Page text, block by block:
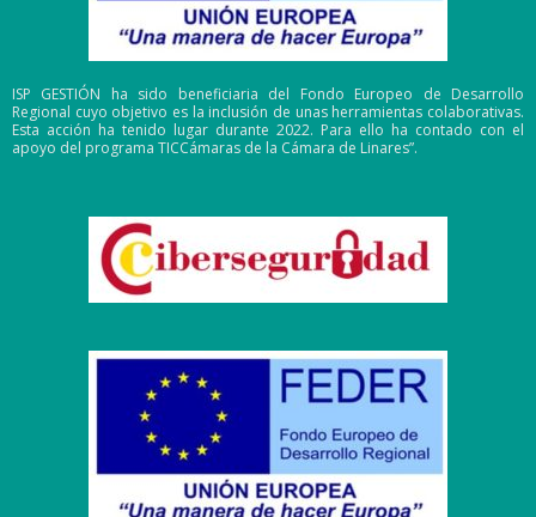
ISP GESTIÓN ha sido beneficiaria del Fondo Europeo de Desarrollo
Regional cuyo objetivo es la inclusión de unas herramientas colaborativas.
Esta acción ha tenido lugar durante 2022. Para ello ha contado con el
apoyo del programa TICCámaras de la Cámara de Linares”.